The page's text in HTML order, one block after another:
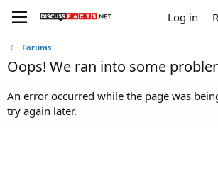
Log in
Forums
Oops! We ran into some
An error occurred while the page was
try again later.